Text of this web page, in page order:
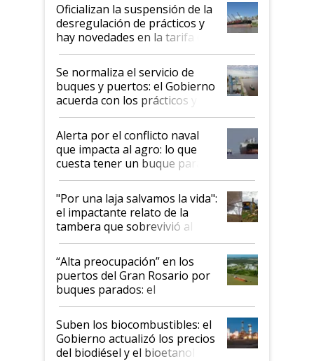
Oficializan la suspensión de la
desregulación de prácticos y
hay novedades en la tarifa de
la hidrovía
Se normaliza el servicio de
buques y puertos: el Gobierno
acuerda con los prácticos y
suspende el decreto de
desregulación
Alerta por el conflicto naval
que impacta al agro: lo que
cuesta tener un buque parado
y el peligro de que Argentina
pase a ser "país sucio"
"Por una laja salvamos la vida":
el impactante relato de la
tambera que sobrevivió al
tornado
“Alta preocupación” en los
puertos del Gran Rosario por
buques parados: el
funcionamiento de las
exportadoras en tensión tras
la medida de fuerza de los
prácticos
Suben los biocombustibles: el
Gobierno actualizó los precios
del biodiésel y el bioetanol